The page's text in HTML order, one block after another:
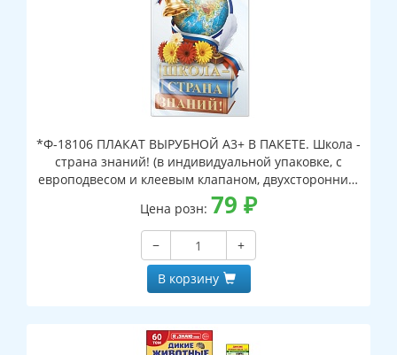
*Ф-18106 ПЛАКАТ ВЫРУБНОЙ А3+ В ПАКЕТЕ. Школа -
страна знаний! (в индивидуальной упаковке, с
европодвесом и клеевым клапаном, двухсторонний,
ВД-лак)
Цена розн: 79 ₽
−
+
В корзину